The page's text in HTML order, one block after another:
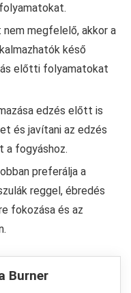
nem megfelelő, akkor a
késő
előtti folyamatokat
edzés előtt is
és javítani az edzés
a fogyáshoz.
preferálja a
reggel, ébredés
fokozása és az
Burner